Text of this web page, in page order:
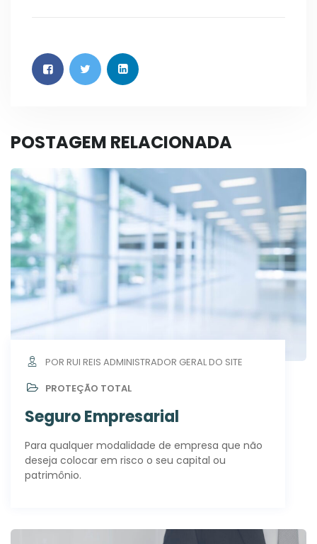
POSTAGEM RELACIONADA
POR RUI REIS ADMINISTRADOR GERAL DO SITE
PROTEÇÃO TOTAL
Seguro Empresarial
Para qualquer modalidade de empresa que não
deseja colocar em risco o seu capital ou
patrimônio.